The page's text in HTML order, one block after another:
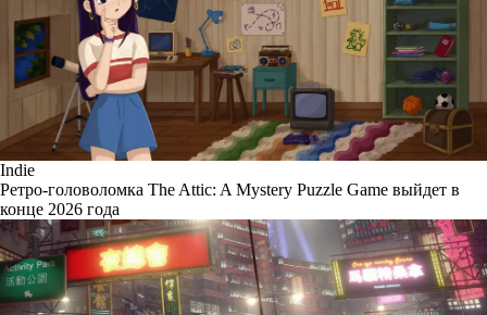
Indie
Ретро-головоломка The Attic: A Mystery Puzzle Game выйдет в
конце 2026 года